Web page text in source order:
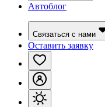
Автоблог
Связаться с нами
Оставить заявку